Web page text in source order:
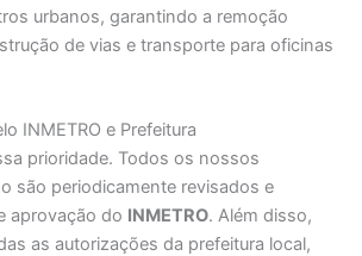
urbanos, garantindo a remoção
de vias e transporte para oficinas
INMETRO e Prefeitura
prioridade. Todos os nossos
são periodicamente revisados e
aprovação do INMETRO. Além disso,
as autorizações da prefeitura local,